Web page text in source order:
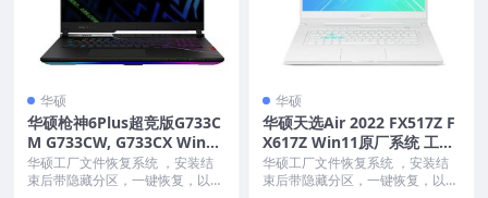
华硕
华硕枪神6Plus超竞版G733C
M G733CW, G733CX Win11
原厂系统 工厂模式 带ASUS
Recovery恢复功能
华硕工厂文件恢复系统 ，安装结
束后带隐藏分区，一键恢复，以及
华硕
华硕天选Air 2022 FX517Z F
X617Z Win11原厂系统 工厂
模式 带ASUS Recovery恢复
功能
华硕工厂文件恢复系统 ，安装结
束后带隐藏分区，一键恢复，以及